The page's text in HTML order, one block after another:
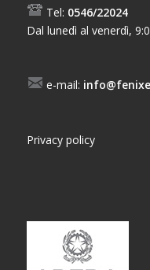
Tel: 0546/22024
Dal lunedì al venerdì,
e-mail:
Privacy policy